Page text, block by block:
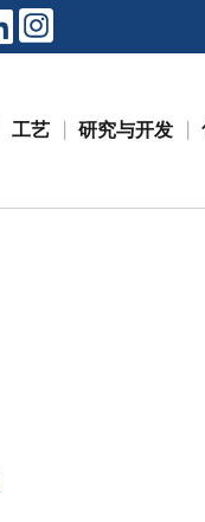
工艺 研究与开发